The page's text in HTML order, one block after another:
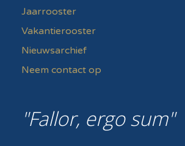
Jaarrooster
Vakantierooster
Nieuwsarchief
Neem contact op
Fallor, ergo sum